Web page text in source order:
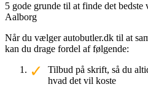
5 gode grunde til at finde det
Aalborg
Når du vælger autobutler.dk til at
kan du drage fordel af følgende:
Tilbud på skrift, så du
hvad det vil koste